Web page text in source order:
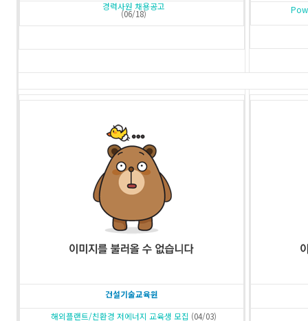
경력사원 채용공고
(06/18)
건설기술교육원
해외플랜트/친환경 저에너지 교육생 모집 (04/03)